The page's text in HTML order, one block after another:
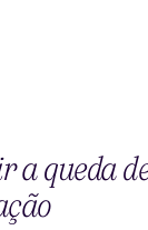
a queda